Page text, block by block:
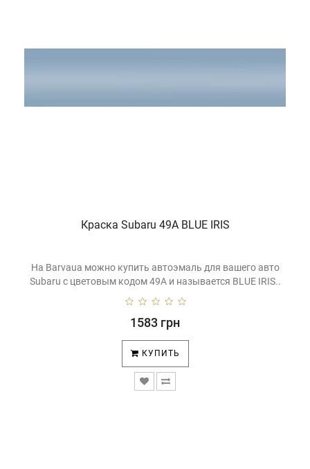
Краска Subaru 49A BLUE IRIS
На Barvaua можно купить автоэмаль для вашего авто
Subaru с цветовым кодом 49A и называется BLUE IRIS..
1583 грн
КУПИТЬ